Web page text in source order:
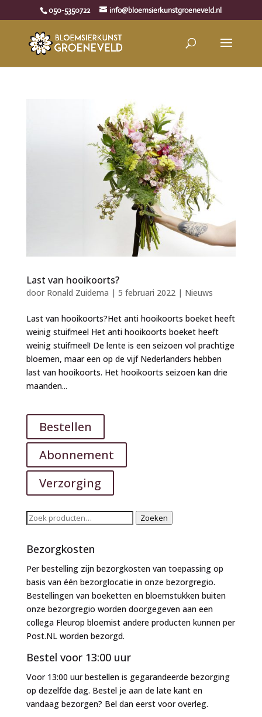
050-5350722 info@bloemsierkunstgroeneveld.nl
Last van hooikoorts?
door Ronald Zuidema | 5 februari 2022| Nieuws
Last van hooikoorts?Het anti hooikoorts boeket heeft
weinig stuifmeel Het anti hooikoorts boeket heeft
weinig stuifmeel! De lente is een seizoen vol prachtige
bloemen, maar een op de vijf Nederlanders hebben
last van hooikoorts. Het hooikoorts seizoen kan drie
maanden...
Bestellen
Abonnement
Verzorging
Zoeken
Zoeken
Bezorgkosten
Per bestelling zijn bezorgkosten van toepassing op
basis van één bezorglocatie in onze bezorgregio.
Bestellingen van boeketten en bloemstukken buiten
onze bezorgregio worden doorgegeven aan een
collega Fleurop bloemist andere producten kunnen per
Post.NL worden bezorgd.
Bestel voor 13:00 uur
Voor 13:00 uur bestellen is gegarandeerde bezorging
op dezelfde dag. Bestel je aan de late kant en
vandaag bezorgen? Bel dan eerst voor overleg.